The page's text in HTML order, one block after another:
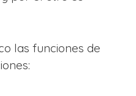
las funciones de